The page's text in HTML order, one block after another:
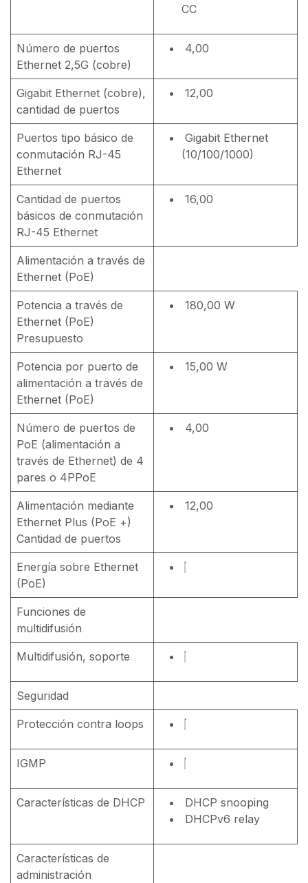
CC
Número de puertos
Ethernet 2,5G (cobre)
4,00
Gigabit Ethernet (cobre),
cantidad de puertos
12,00
Puertos tipo básico de
conmutación RJ-45
Ethernet
Gigabit Ethernet
(10/100/1000)
Cantidad de puertos
básicos de conmutación
RJ-45 Ethernet
16,00
Alimentación a través de
Ethernet (PoE)
Potencia a través de
Ethernet (PoE)
Presupuesto
180,00 W
Potencia por puerto de
alimentación a través de
Ethernet (PoE)
15,00 W
Número de puertos de
PoE (alimentación a
través de Ethernet) de 4
pares o 4PPoE
4,00
Alimentación mediante
Ethernet Plus (PoE +)
Cantidad de puertos
12,00
Energía sobre Ethernet
(PoE)
Funciones de
multidifusión
Multidifusión, soporte
Seguridad
Protección contra loops
IGMP
Características de DHCP
DHCP snooping
DHCPv6 relay
Características de
administración